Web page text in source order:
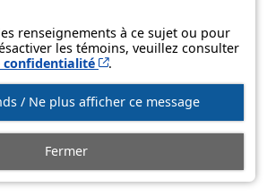
renseignements à ce sujet ou pour
les témoins, veuillez consulter
confidentialité Cet hyperlien s’ouvrira
.
/ Ne plus afficher ce message
Fermer
du Québec, 2013-2025